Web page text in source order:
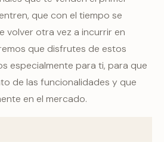
que con el tiempo se
volver otra vez a incurrir en
que disfrutes de estos
especialmente para ti, para que
de las funcionalidades y que
en el mercado.